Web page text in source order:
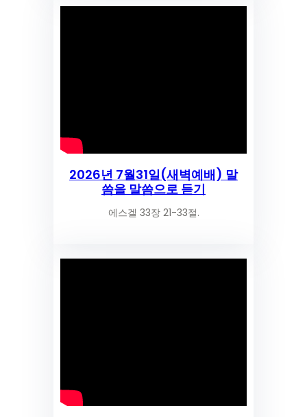
2026년 7월31일(새벽예배) 말
씀을 말씀으로 듣기
에스겔 33장 21-33절.